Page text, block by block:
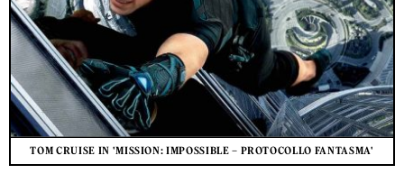
TOM CRUISE IN 'MISSION: IMPOSSIBLE – PROTOCOLLO FANTASMA'